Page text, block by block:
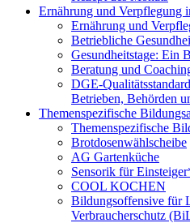
Ernährung und Verpflegung
Ernährung und
Betriebliche
Gesundheitstage: Ein
Beratung und
DGE-
Betrieben, Behörden
Themenspezifische
Themenspezifische
Brotdosenwählscheibe
AG Gartenküche
Sensorik für
COOL KOCHEN
Bildungsoffensive für
Verbraucherschutz